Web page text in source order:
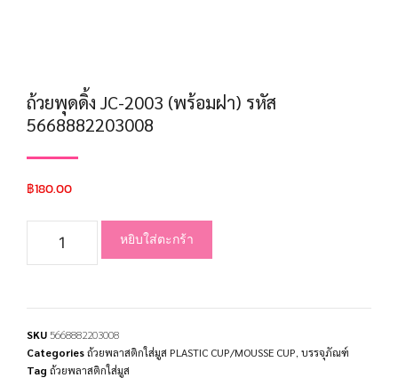
ถ้วยพุดดิ้ง JC-2003 (พร้อมฝา) รหัส
5668882203008
฿180.00
หยิบใส่ตะกร้า
SKU5668882203008
Categoriesถ้วยพลาสติกใส่มูส PLASTIC CUP/MOUSSE CUP บรรจุภัณฑ์
Tag ถ้วยพลาสติกใส่มูส